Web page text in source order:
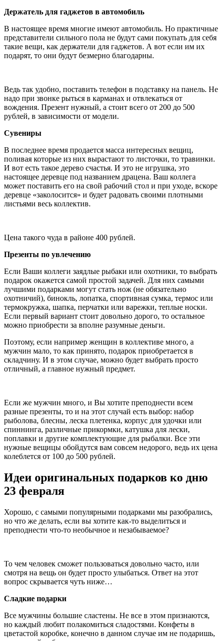
Держатель для гаджетов в автомобиль
В настоящее время многие имеют автомобиль. Но практичные
представители сильного пола не будут сами покупать для себя
такие вещи, как держатели для гаджетов. А вот если им их
подарят, то они будут безмерно благодарны.
Ведь так удобно, поставить телефон в подставку на панель. Не
надо при звонке рыться в карманах и отвлекаться от
вождения. Презент нужный, а стоит всего от 200 до 500
рублей, в зависимости от модели.
Сувениры
В последнее время продается масса интересных вещиц,
поливая которые из них вырастают то листочки, то травинки.
И вот есть такое дерево счастья. И это не игрушка, это
настоящее деревце под названием драцена. Ваш коллега
может поставить его на свой рабочий стол и при уходе, вскоре
деревце «заколосится» и будет радовать своими плотными
листьями весь коллектив.
Цена такого чуда в районе 400 рублей.
Презенты по увлечению
Если Ваши коллеги заядлые рыбаки или охотники, то выбрать
подарок окажется самой простой задачей. Для них самыми
лучшими подарками могут стать нож (не обязательно
охотничий), бинокль, лопатка, спортивная сумка, термос или
термокружка, шапка, перчатки или варежки, теплые носки.
Если первый вариант стоит довольно дорого, то остальное
можно приобрести за вполне разумные деньги.
Поэтому, если например женщин в коллективе много, а
мужчин мало, то как принято, подарок приобретается в
складчину. И в этом случае, можно будет выбрать просто
отличный, а главное нужный предмет.
Если же мужчин много, и Вы хотите преподнести всем
разные презенты, то и на этот случай есть выбор: набор
рыболова, блесны, леска плетенка, корпус для удочки или
спиннинга, различные прикормки, катушка для лески,
поплавки и другие комплектующие для рыбалки. Все эти
нужные вещицы обойдутся вам совсем недорого, ведь их цена
колеблется от 100 до 500 рублей.
Идеи оригинальных подарков ко дню
23 февраля
Хорошо, с самыми популярными подарками мы разобрались,
но что же делать, если вы хотите как-то выделиться и
преподнести что-то необычное и незабываемое?
То чем человек сможет пользоваться довольно часто, или
смотря на вещь он будет просто улыбаться. Ответ на этот
вопрос скрывается чуть ниже…
Сладкие подарки
Все мужчины большие сластены. Не все в этом признаются,
но каждый любит полакомиться сладостями. Конфеты в
цветастой коробке, конечно в данном случае им не подаришь,